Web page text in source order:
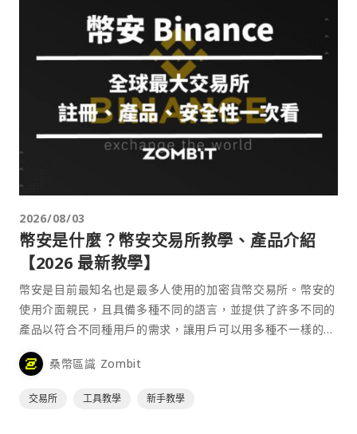
2026/08/03
幣安是什麼？幣安交易所教學、產品介紹
【2026 最新教學】
幣安是目前最知名也是最多人使用的加密貨幣交易所。幣安的
使用介面親民，且具備多種不同的語言，並提供了許多不同的
產品以符合不同種用戶的需求，讓用戶可以用多種不一樣的方
式來參與加密貨幣市場。
桑幣區識 Zombit
交易所 工具教學 新手教學